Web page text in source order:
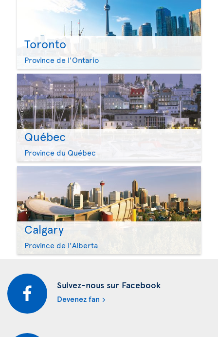
Toronto
Province de l'Ontario
Québec
Province du Québec
Calgary
Province de l'Alberta
Suivez-nous sur Facebook
Devenez fan